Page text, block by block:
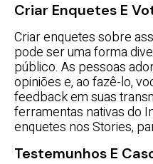
Criar Enquetes E
Criar enquetes sobre
pode ser uma forma
público. As pessoas
opiniões e, ao fazê-lo,
feedback em suas
ferramentas nativas do
enquetes nos Stories,
Testemunhos E